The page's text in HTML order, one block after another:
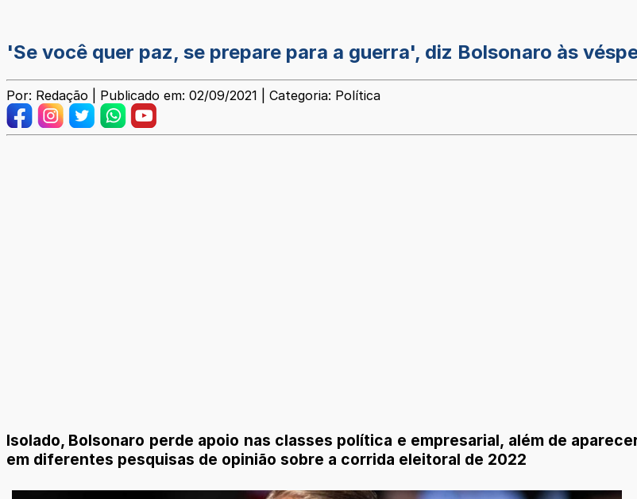
'Se você quer paz, se prepare para a guerra', diz Bolsonaro às
Por: Redação | Publicado em: 02/09/2021 | Categoria: Política
Isolado, Bolsonaro perde apoio nas classes política e empresarial, além de
em diferentes pesquisas de opinião sobre a corrida eleitoral de 2022